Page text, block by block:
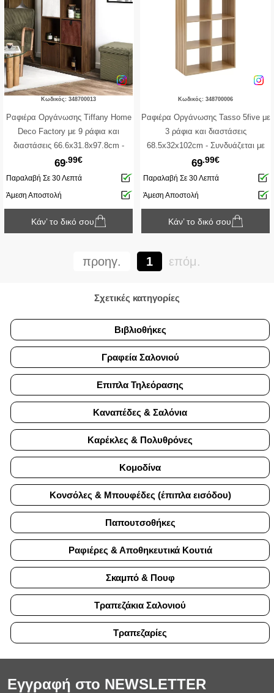
Κωδικός: 348700013
Ραφιέρα Οργάνωσης Tiffany Home
Deco Factory με 9 ράφια και
διαστάσεις 66.6x31.8x97.8cm -
Συνδυάζεται με κουτιά αποθήκευσης
- Σε απόχρωση Καφέ
69.99€
Παραλαβή Σε 30 Λεπτά
Άμεση Αποστολή
Κάν’ το δικό σου
Κωδικός: 348700006
Ραφιέρα Οργάνωσης Tasso 5five με
3 ράφια και διαστάσεις
68.5x32x102cm - Συνδυάζεται με
κουτιά αποθήκευσης - Σε απόχρωση
Ξύλου
69.99€
Παραλαβή Σε 30 Λεπτά
Άμεση Αποστολή
Κάν’ το δικό σου
προηγ. 1 επόμ.
Σχετικές κατηγορίες
Βιβλιοθήκες
Γραφεία Σαλονιού
Επιπλα Τηλεόρασης
Καναπέδες & Σαλόνια
Καρέκλες & Πολυθρόνες
Κομοδίνα
Κονσόλες & Μπουφέδες (έπιπλα εισόδου)
Παπουτσοθήκες
Ραφιέρες & Αποθηκευτικά Κουτιά
Σκαμπό & Πουφ
Τραπεζάκια Σαλονιού
Τραπεζαρίες
Εγγραφή στο NEWSLETTER